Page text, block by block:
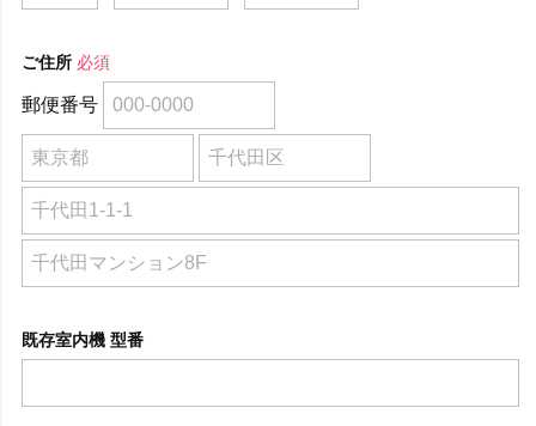
ご住所 必須
郵便番号
既存室内機 型番